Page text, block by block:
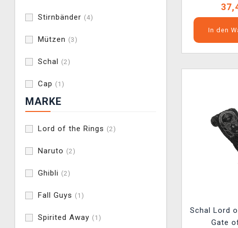
Stirnbänder (4)
Mützen (3)
Schal (2)
Cap (1)
MARKE
Lord of the Rings (2)
Naruto (2)
Ghibli (2)
Fall Guys (1)
Spirited Away (1)
In den
Schal Lord
Gate